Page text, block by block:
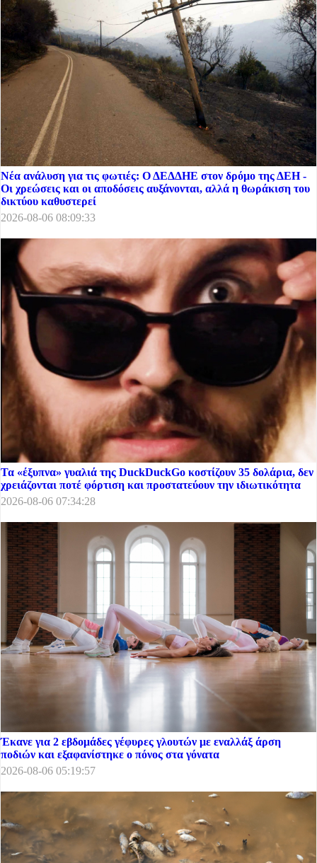
Νέα ανάλυση για τις φωτιές: Ο ΔΕΔΔΗΕ στον δρόμο της ΔΕΗ -
Οι χρεώσεις και οι αποδόσεις αυξάνονται, αλλά η θωράκιση του
δικτύου καθυστερεί
2026-08-06 08:09:33
Τα «έξυπνα» γυαλιά της DuckDuckGo κοστίζουν 35 δολάρια, δεν
χρειάζονται ποτέ φόρτιση και προστατεύουν την ιδιωτικότητα
2026-08-06 07:34:28
Έκανε για 2 εβδομάδες γέφυρες γλουτών με εναλλάξ άρση
ποδιών και εξαφανίστηκε ο πόνος στα γόνατα
2026-08-06 05:19:57